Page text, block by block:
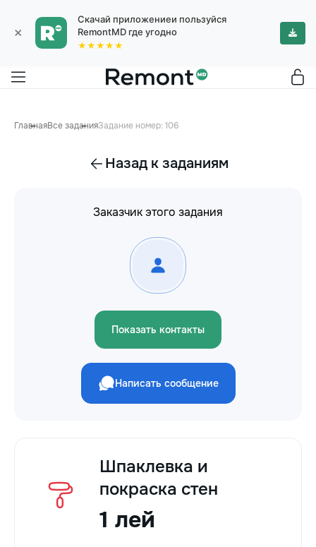
×
Скачай приложениеи пользуйся
RemontMD где угодно
★★★★★
ГлавнаяВсе заданияЗадание номер: 106
Назад к заданиям
Заказчик этого задания
Показать контакты
Написать сообщение
Шпаклевка и
покраска стен
1 лей